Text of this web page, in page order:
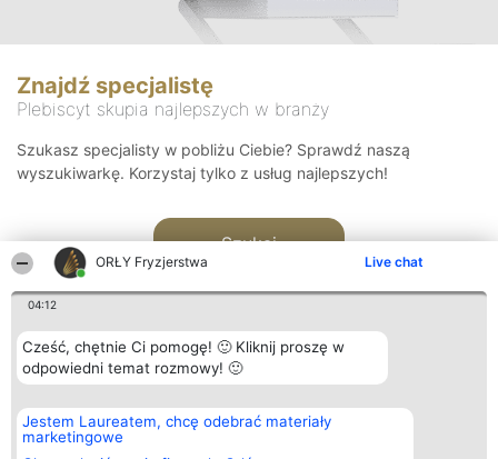
ORŁY Fryzjerstwa Live chat
04:12
Cześć, chętnie Ci pomogę! 🙂 Kliknij proszę w
odpowiedni temat rozmowy! 🙂
Jestem Laureatem, chcę odebrać materiały
marketingowe
Znajdź specjalistę
Plebiscyt skupia najlepszych w branży
Szukasz specjalisty w pobliżu Ciebie? Sprawdź naszą
wyszukiwarkę. Korzystaj tylko z usług najlepszych!
Szukaj
Organizator plebiscytu
Bright Side Solutions sp. z o.
o. sp. k.
ul. Ruska 22
Plebiscyt
Laureaci
wszystkich
Kontakt
Kontakt